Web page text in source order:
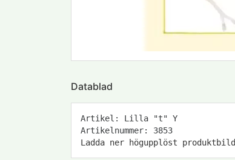
Datablad
Artikel: Lilla "t" Y
Artikelnummer: 3853
Ladda ner högupplöst produktbild